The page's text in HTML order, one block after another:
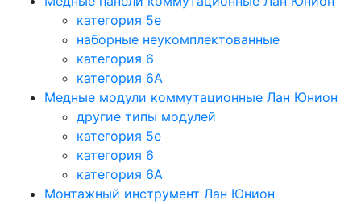
категория 5e
наборные неукомплектованные
категория 6
категория 6A
Медные модули коммутационные Лан Юнион
другие типы модулей
категория 5е
категория 6
категория 6A
Монтажный инструмент Лан Юнион